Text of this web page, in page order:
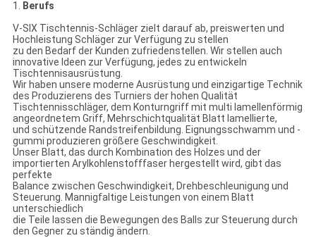
1. Berufs
V-SIX Tischtennis-Schläger zielt darauf ab, preiswerten und
Hochleistung Schläger zur Verfügung zu stellen
zu den Bedarf der Kunden zufriedenstellen. Wir stellen auch
innovative Ideen zur Verfügung, jedes zu entwickeln
Tischtennisausrüstung.
Wir haben unsere moderne Ausrüstung und einzigartige Technik
des Produzierens des Turniers der hohen Qualität
Tischtennisschläger, dem Konturngriff mit multi lamellenförmig
angeordnetem Griff, Mehrschichtqualität Blatt lamellierte,
und schützende Randstreifenbildung. Eignungsschwamm und -
gummi produzieren größere Geschwindigkeit.
Unser Blatt, das durch Kombination des Holzes und der
importierten Arylkohlenstofffaser hergestellt wird, gibt das
perfekte
Balance zwischen Geschwindigkeit, Drehbeschleunigung und
Steuerung. Mannigfaltige Leistungen von einem Blatt
unterschiedlich
die Teile lassen die Bewegungen des Balls zur Steuerung durch
den Gegner zu ständig ändern.